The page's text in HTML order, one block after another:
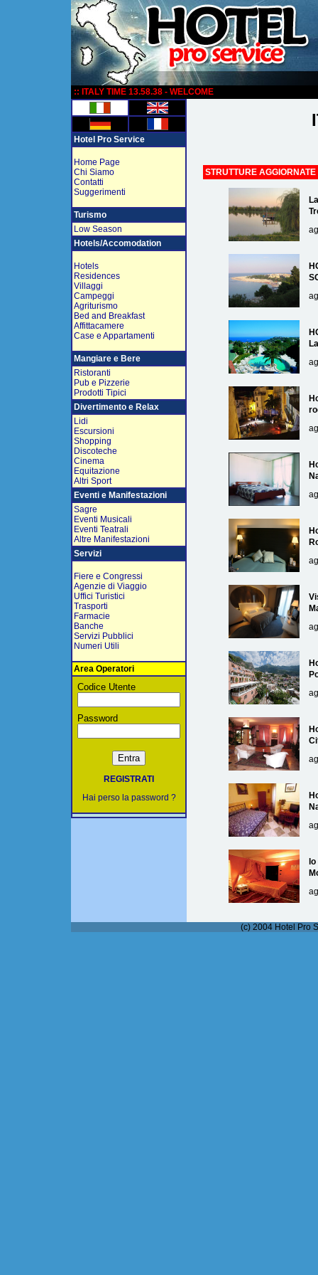
:: ITALY TIME 13.58.38 - WELCOME
Hotel Pro Service
Home Page
Chi Siamo
Contatti
Suggerimenti
Turismo
Low Season
Hotels/Accomodation
Hotels
Residences
Villaggi
Campeggi
Agriturismo
Bed and Breakfast
Affittacamere
Case e Appartamenti
Mangiare e Bere
Ristoranti
Pub e Pizzerie
Prodotti Tipici
Divertimento e Relax
Lidi
Escursioni
Shopping
Discoteche
Cinema
Equitazione
Altri Sport
Eventi e Manifestazioni
Sagre
Eventi Musicali
Eventi Teatrali
Altre Manifestazioni
Servizi
Fiere e Congressi
Agenzie di Viaggio
Uffici Turistici
Trasporti
Farmacie
Banche
Servizi Pubblici
Numeri Utili
Area Operatori
Codice Utente
Password
REGISTRATI
Hai perso la password ?
STRUTTURE
(c) 2004 Hotel Pro